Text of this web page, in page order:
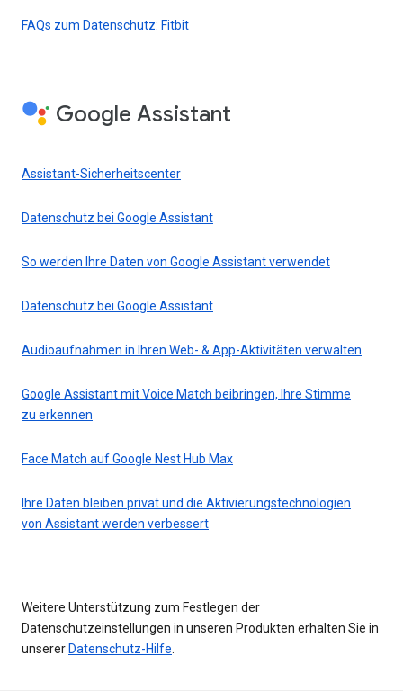
FAQs zum Datenschutz: Fitbit
Google Assistant
Assistant-Sicherheitscenter
Datenschutz bei Google Assistant
So werden Ihre Daten von Google Assistant verwendet
Datenschutz bei Google Assistant
Audioaufnahmen in Ihren Web- & App-Aktivitäten verwalten
Google Assistant mit Voice Match beibringen, Ihre Stimme
zu erkennen
Face Match auf Google Nest Hub Max
Ihre Daten bleiben privat und die Aktivierungstechnologien
von Assistant werden verbessert
Weitere Unterstützung zum Festlegen der
Datenschutzeinstellungen in unseren Produkten erhalten Sie in
unserer Datenschutz-Hilfe.